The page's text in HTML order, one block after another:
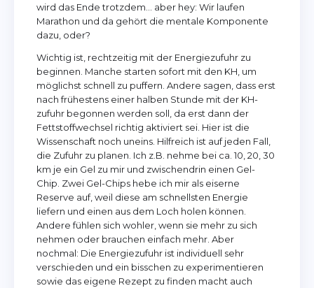
wird das Ende trotzdem... aber hey: Wir laufen
Marathon und da gehört die mentale Komponente
dazu, oder?
Wichtig ist, rechtzeitig mit der Energiezufuhr zu
beginnen. Manche starten sofort mit den KH, um
möglichst schnell zu puffern. Andere sagen, dass erst
nach frühestens einer halben Stunde mit der KH-
zufuhr begonnen werden soll, da erst dann der
Fettstoffwechsel richtig aktiviert sei. Hier ist die
Wissenschaft noch uneins. Hilfreich ist auf jeden Fall,
die Zufuhr zu planen. Ich z.B. nehme bei ca. 10, 20, 30
km je ein Gel zu mir und zwischendrin einen Gel-
Chip. Zwei Gel-Chips hebe ich mir als eiserne
Reserve auf, weil diese am schnellsten Energie
liefern und einen aus dem Loch holen können.
Andere fühlen sich wohler, wenn sie mehr zu sich
nehmen oder brauchen einfach mehr. Aber
nochmal: Die Energiezufuhr ist individuell sehr
verschieden und ein bisschen zu experimentieren
sowie das eigene Rezept zu finden macht auch